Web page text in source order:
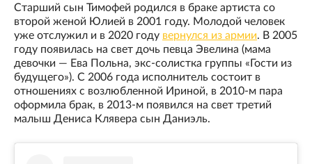
Старший сын Тимофей родился в браке артиста со
второй женой Юлией в 2001 году. Молодой человек
уже отслужил и в 2020 году вернулся из армии. В 2005
году появилась на свет дочь певца Эвелина (мама
девочки — Ева Польна, экс-солистка группы «Гости из
будущего»). С 2006 года исполнитель состоит в
отношениях с возлюбленной Ириной, в 2010-м пара
оформила брак, в 2013-м появился на свет третий
малыш Дениса Клявера сын Даниэль.